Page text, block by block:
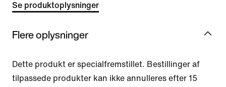
Se produktoplysninger
Flere oplysninger
Dette produkt er specialfremstillet. Bestillinger af
tilpassede produkter kan ikke annulleres efter 15